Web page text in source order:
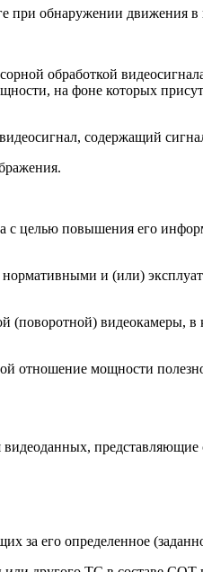
при обнаружении движения в
обработкой
на фоне которых
содержащий
с целью повышения его
и (или)
(поворотной) видеокамеры, в
отношение мощности
представляющие
за его определенное